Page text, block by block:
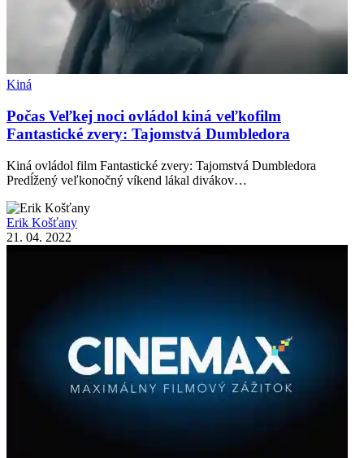
Kiná
Počas Veľkej noci ovládol kiná veľkofilm
Fantastické zvery: Tajomstvá Dumbledora
Kiná ovládol film Fantastické zvery: Tajomstvá Dumbledora
Predĺžený veľkonočný víkend lákal divákov…
Erik Košťany
21. 04. 2022